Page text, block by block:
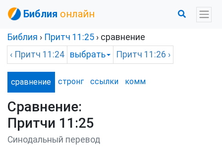
Библия онлайн
Библия › Притч 11:25 › сравнение
‹ Притч 11:24 выбрать Притч 11:26 ›
сравнение стронг ссылки комм
Сравнение:
Притчи 11:25
Синодальный перевод